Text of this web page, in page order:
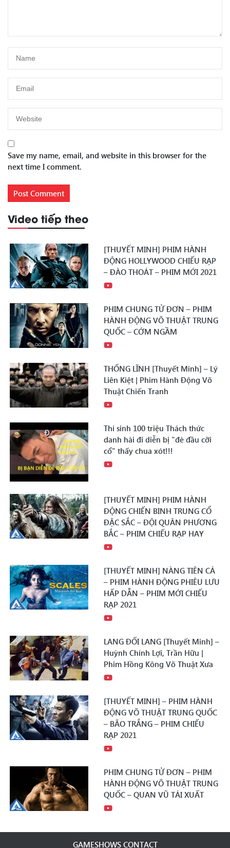
Save my name, email, and website in this browser for the
next time I comment.
Video tiếp theo
[THUYẾT MINH] PHIM HÀNH
ĐỘNG HOLLYWOOD CHIẾU RẠP
– ĐÀO THOÁT – PHIM MỚI 2021
PHIM CHUNG TỬ ĐƠN – PHIM
HÀNH ĐỘNG VÕ THUẬT TRUNG
QUỐC – CỚM NGẦM
THỐNG LĨNH [Thuyết Minh] – Lý
Liên Kiệt | Phim Hành Động Võ
Thuật Chiến Tranh
Thí sinh 100 triệu Thách thức
danh hài đi diễn bị "đè đầu cỡi
cổ" thấy chua xót!!!
[THUYẾT MINH] PHIM HÀNH
ĐỘNG CHIẾN BINH TRUNG CỔ
ĐẶC SẮC – ĐỘI QUÂN PHƯƠNG
BẮC – PHIM CHIẾU RẠP HAY
[THUYẾT MINH] NÀNG TIÊN CÁ
– PHIM HÀNH ĐỘNG PHIÊU LƯU
HẤP DẪN – PHIM MỚI CHIẾU
RẠP 2021
LANG ĐỐI LANG [Thuyết Minh] –
Huỳnh Chính Lợi, Trần Hữu |
Phim Hồng Kông Võ Thuật Xưa
[THUYẾT MINH] – PHIM HÀNH
ĐỘNG VÕ THUẬT TRUNG QUỐC
– BÃO TRẮNG – PHIM CHIẾU
RẠP 2021
PHIM CHUNG TỬ ĐƠN – PHIM
HÀNH ĐỘNG VÕ THUẬT TRUNG
QUỐC – QUAN VŨ TÁI XUẤT
GAMESHOWS CONTACT